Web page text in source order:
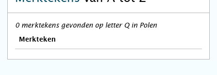
0 merktekens gevonden op letter Q in Polen
Merkteken